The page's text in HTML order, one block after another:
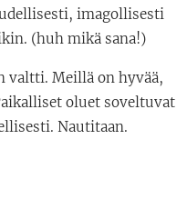
imagollisesti
(huh mikä sana!)
valtti. Meillä on hyvää,
oluet soveltuvat
Nautitaan.